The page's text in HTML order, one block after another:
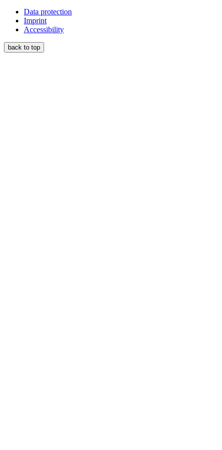
Data protection
Imprint
Accessibility
back to top